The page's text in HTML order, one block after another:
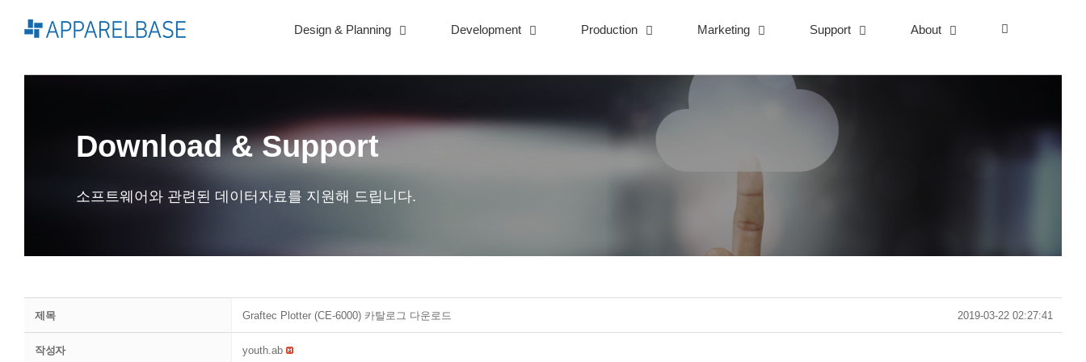
content
Design & Planning Development Production Marketing Support About
Download & Support
소프트웨어와 관련된 데이터자료를 지원해 드립니다.
제목 Graftec Plotter (CE-6000) 카탈로그 다운로드 2019-03-22 02:27:41
작성자 youth.ab